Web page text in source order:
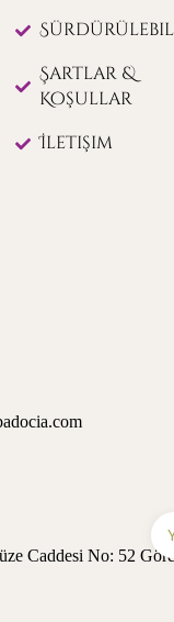
Şartlar &
Koşullar
İletişim
Caddesi No: 52